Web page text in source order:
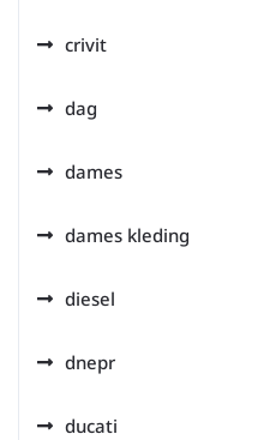
crivit
dag
dames
dames kleding
diesel
dnepr
ducati